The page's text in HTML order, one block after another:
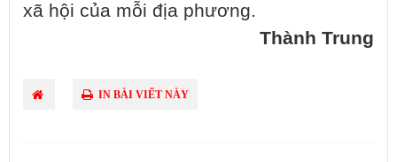
xã hội của mỗi địa phương.
Thành Trung
IN BÀI VIẾT NÀY